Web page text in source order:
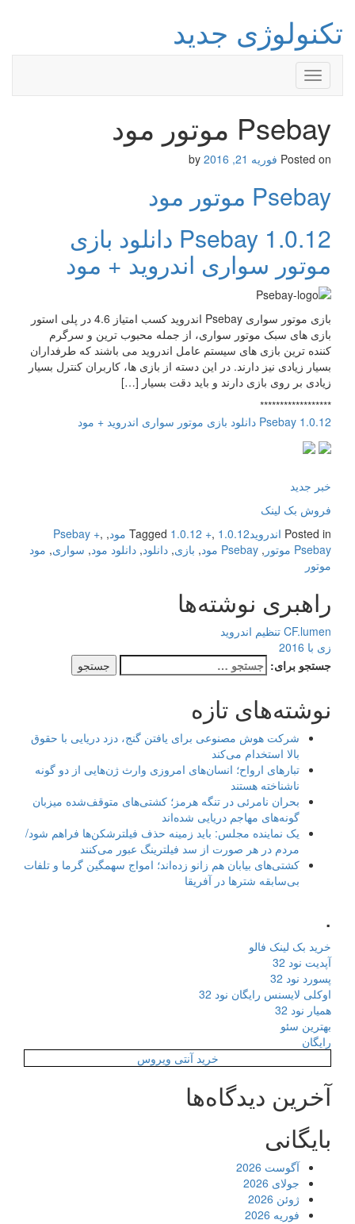
تکنولوژی جدید
Toggle
navigation
Psebay موتور مود
Posted on فوریه 21, 2016
Psebay موتور مود
Psebay 1.0.12 دانلود بازی
موتور سواری اندروید + مود
بازی موتور سواری Psebay اندروید کسب امتیاز 4.6 در پلی استور
بازی های سبک موتور سواری، از جمله محبوب ترین و سرگرم
کننده ترین بازی های سیستم عامل اندروید می باشند که طرفداران
بسیار زیادی نیز دارند. در این دسته از بازی ها، کاربران کنترل بسیار
زیادی بر روی بازی دارند و باید دقت بسیار […]
******************
Psebay 1.0.12 دانلود بازی موتور سواری اندروید + مود
خبر جدید
فروش بک لینک
Posted in اندروید Tagged 1.0.12 +, 1.0.12 مود ,
Psebay +,
Psebay موتور
, Psebay مود , بازی, دانلود, دانلود مود, سواری, مود
موتور
راهبری نوشته‌ها
CF.lumen تنظیم اندروید
زی با 2016
جستجو برای:
نوشته‌های تازه
شرکت هوش مصنوعی برای یافتن گنج، دزد دریایی با حقوق
بالا استخدام می‌کند
تبارهای ارواح؛ انسان‌های امروزی وارث ژن‌هایی از دو گونه
ناشناخته هستند
بحران نامرئی در تنگه هرمز؛ کشتی‌های متوقف‌شده میزبان
گونه‌های مهاجم دریایی شده‌اند
یک نماینده مجلس: باید زمینه حذف فیلترشکن‌ها فراهم شود/
مردم در هر صورت از سد فیلترینگ عبور می‌کنند
کشتی‌های بیابان هم زانو زده‌اند؛ امواج سهمگین گرما و تلفات
بی‌سابقه شترها در آفریقا
.
خرید بک لینک فالو
آپدیت نود 32
پسورد نود 32
اوکلی لایسنس رایگان نود 32
همیار نود 32
بهترین سئو
رایگان
خرید آنتی ویروس
آخرین دیدگاه‌ها
بایگانی
آگوست 2026
جولای 2026
ژوئن 2026
فوریه 2026